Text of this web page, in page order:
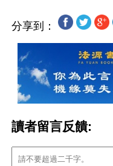
分享到：
讀者留言反饋: